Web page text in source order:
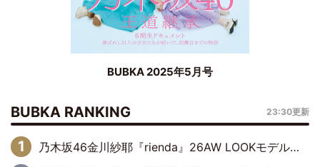
BUBKA 2025年5月号
BUBKA RANKING 23:30更新
乃木坂46金川紗耶『rienda』26AW LOOKモデルに就任